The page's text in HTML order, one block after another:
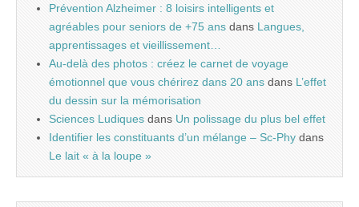
Prévention Alzheimer : 8 loisirs intelligents et
agréables pour seniors de +75 ans dans Langues,
apprentissages et vieillissement…
Au-delà des photos : créez le carnet de voyage
émotionnel que vous chérirez dans 20 ans dans L’effet
du dessin sur la mémorisation
Sciences Ludiques dans Un polissage du plus bel effet
Identifier les constituants d’un mélange – Sc-Phy dans
Le lait « à la loupe »